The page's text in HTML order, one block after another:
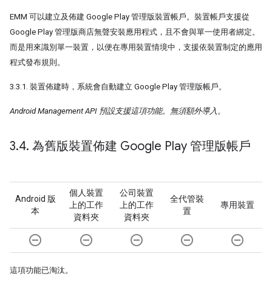
EMM 可以建立及佈建 Google Play 管理版裝置帳戶。裝置帳戶支援從
Google Play 管理版商店無聲安裝應用程式，且不會與單一使用者綁定。
而是用來識別單一裝置，以便在專用裝置情境中，支援依裝置制定的應用
程式發布規則。
3.3.1. 裝置佈建時，系統會自動建立 Google Play 管理版帳戶。
Android Management API 預設支援這項功能。無須額外導入。
3.4. 為舊版裝置佈建 Google Play 管理版帳戶
Android 版
本
個人裝置
上的工作
資料夾
公司裝置
上的工作
資料夾
全代管裝
置
專用裝置
remove_circle_outline remove_circle_outline remove_circle_outline remove_circle_outline remove_circle_outline
這項功能已淘汰。